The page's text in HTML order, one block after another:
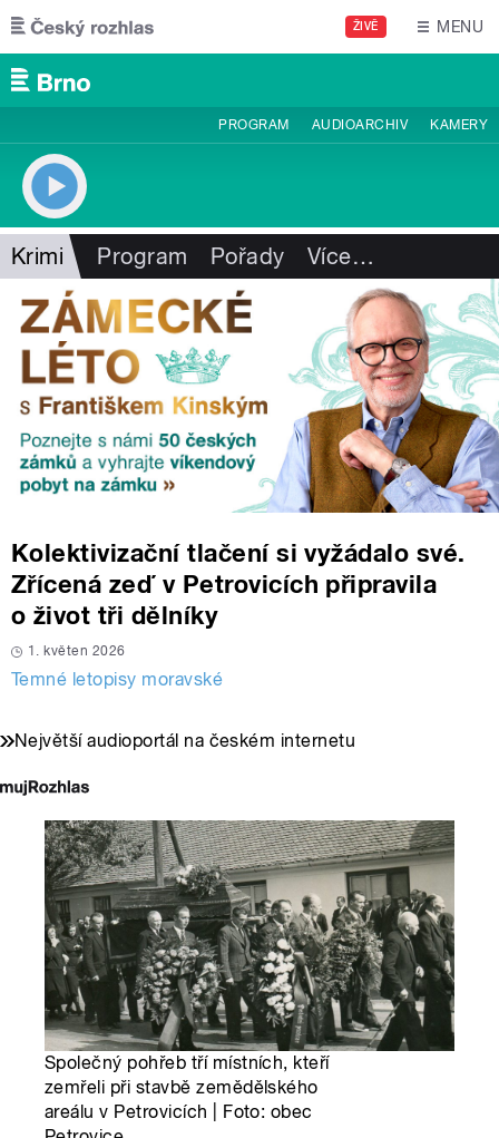
Přejít k hlavnímu obsahu
ŽIVĚ MENU
PROGRAM AUDIOARCHIV KAMERY
Krimi Program Pořady Více…
Kolektivizační tlačení si vyžádalo své.
Zřícená zeď v Petrovicích připravila
o život tři dělníky
1. květen 2026
Temné letopisy moravské
Největší audioportál na českém internetu
Společný pohřeb tří místních, kteří
zemřeli při stavbě zemědělského
areálu v Petrovicích | Foto: obec